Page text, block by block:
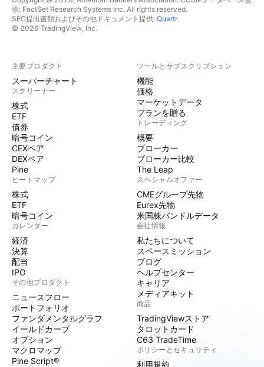
供: FactSet Research Systems Inc. All rights reserved.
SEC提出書類およびその他ドキュメント提供: Quartr.
© 2026 TradingView, Inc.
主要プロダクト
スーパーチャート
スクリーナー
株式
ETF
債券
暗号コイン
CEXペア
DEXペア
Pine
ヒートマップ
株式
ETF
暗号コイン
カレンダー
経済
決算
配当
IPO
その他プロダクト
ニュースフロー
ポートフォリオ
ファンダメンタルグラフ
イールドカーブ
オプション
マクロマップ
Pine Script®
ツールとサブスクリプション
機能
価格
マーケットデータ
プランを贈る
トレーディング
概要
ブローカー
ブローカー比較
The Leap
スペシャルオファー
CMEグループ先物
Eurex先物
米国株バンドルデータ
会社情報
私たちについて
スペースミッション
ブログ
ヘルプセンター
キャリア
メディアキット
商品
TradingViewストア
タロットカード
C63 TradeTime
ポリシーとセキュリティ
利用規約